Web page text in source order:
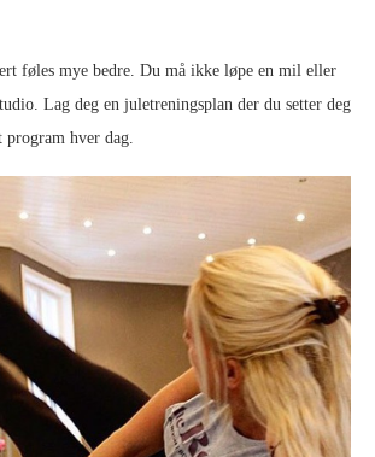
føles mye bedre. Du må ikke løpe en mil eller
Lag deg en juletreningsplan der du setter deg
hver dag.